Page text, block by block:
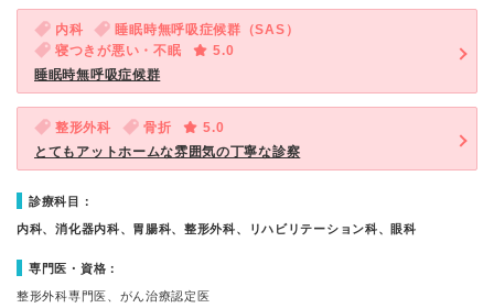
内科
睡眠時無呼吸症候群（SAS）
寝つきが悪い・不眠
5.0
睡眠時無呼吸症候群
整形外科 骨折
5.0
とてもアットホームな雰囲気の丁寧な診察
診療科目：
内科、消化器内科、胃腸科、整形外科、リハビリテーション科、眼科
専門医・資格：
整形外科専門医、がん治療認定医